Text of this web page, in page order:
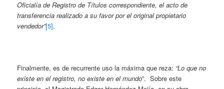
Oficialía de Registro de Títulos correspondiente, el acto de
transferencia realizado a su favor por el original propietario
vendedor”[5].
Finalmente, es de recurrente uso la máxima que reza: “Lo que no
existe en el registro, no existe en el mundo”. Sobre este